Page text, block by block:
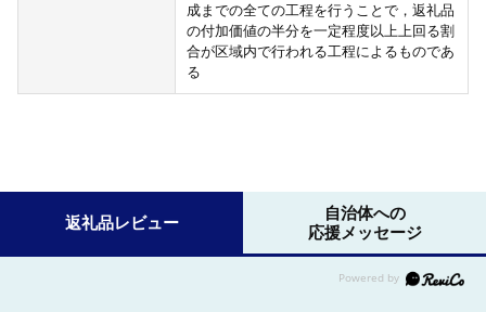
成までの全ての工程を行うことで，返礼品
の付加価値の半分を一定程度以上上回る割
合が区域内で行われる工程によるものであ
る
返礼品レビュー
自治体への
応援メッセージ